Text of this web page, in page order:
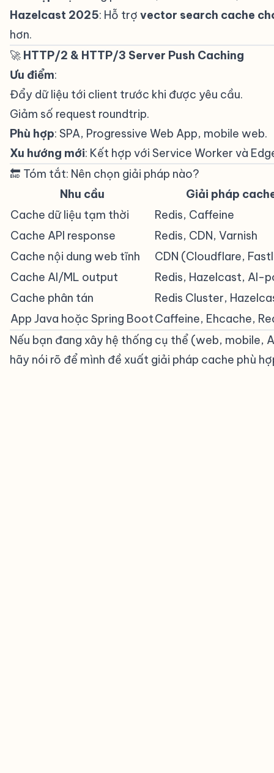
Hazelcast 2025: Hỗ trợ vector search cache
hơn.
🚀 HTTP/2 & HTTP/3 Server Push Caching
Ưu điểm:
Đẩy dữ liệu tới client trước khi được yêu cầu.
Giảm số request roundtrip.
Phù hợp: SPA, Progressive Web App, mobile web.
Xu hướng mới: Kết hợp với Service Worker và
🔚 Tóm tắt: Nên chọn giải pháp nào?
Nhu cầu
Giải pháp
Cache dữ liệu tạm thời
Redis, Caffeine
Cache API response
Redis, CDN, Varnish
Cache nội dung web tĩnh
CDN (Cloudflare,
Cache AI/ML output
Redis, Hazelcast, AI-
Cache phân tán
Redis Cluster,
App Java hoặc Spring BootCaffeine, Ehcache,
Nếu bạn đang xây hệ thống cụ thể (web, mobile,
hãy nói rõ để mình đề xuất giải pháp cache phù